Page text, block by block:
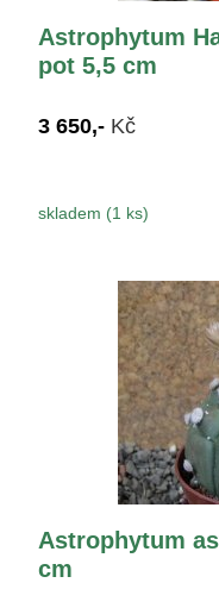
Astrophytum
pot 5,5 cm
3 650,- Kč
skladem (1 ks)
Astrophytum
cm